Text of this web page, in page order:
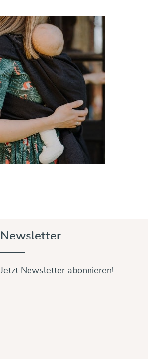
Newsletter
Jetzt Newsletter abonnieren!